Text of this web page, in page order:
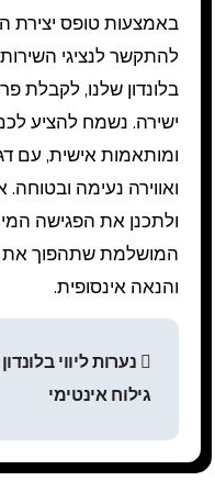
באמצעות טופס יצירת
להתקשר לנציגי השירות
בלונדון שלנו, לקבלת
ישירה. נשמח להציע
ומותאמות אישית, עם
ואווירה נעימה
ולתכנן את הפגישה
המושלמת שתהפוך את
והנאה אינסופית.
Н
в
и
נערות ליווי
גילוח אינטימי